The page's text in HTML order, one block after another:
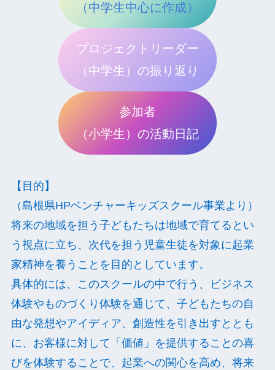
（中学生中心に作成）
プロジェクトリーダー
（中学生）の振り返り
参加者
（小学生）の活動日記
【目的】
（島根県HPベンチャーキッズスクール事業より）
将来の地域を担う子どもたちは地域で育てるとい
う視点に立ち、次代を担う児童生徒を対象に起業
家精神を養うことを目的としています。
具体的には、このスクールの中で行う、ビジネス
体験やものづくり体験を通じて、子どもたちの自
由な発想やアイディア、創造性を引き出すととも
に、お客様に対して「価値」を提供することの喜
びを体験することで、起業への関心を高め、将来